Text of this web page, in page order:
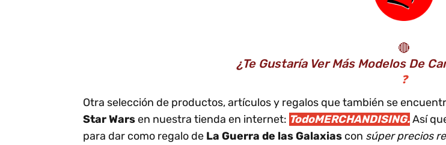
🔴
¿Te Gustaría Ver Más Modelos De
❓
Otra selección de productos, artículos y regalos que también se
Star Warsen nuestra tienda en internet: TodoMERCHANDISING.Así
para dar como regalo de La Guerra de las Galaxias con súper precios